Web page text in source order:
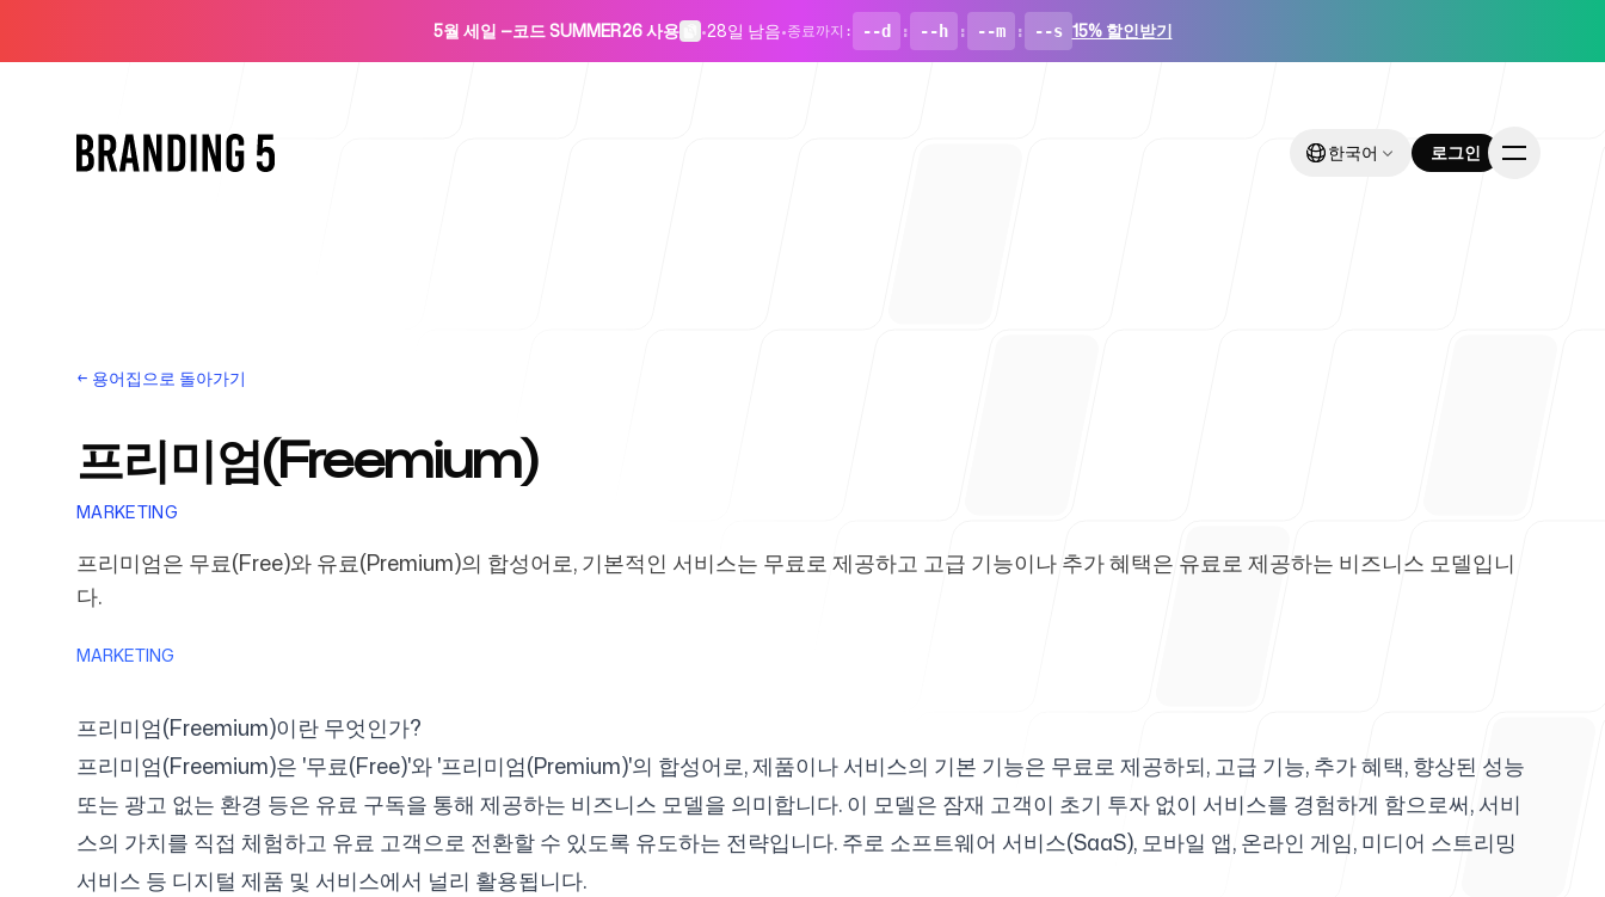
5월 세일 —코드 SUMMER26 사용 •28일 남음•종료까지 : --d : --h : --m : --s 15% 할인받기
한국어 로그인
한국어 로그인
에이전시용
가격
무료 도구 자주 묻는 질문
← 용어집으로 돌아가기
프리미엄(Freemium)
MARKETING
프리미엄은 무료(Free)와 유료(Premium)의 합성어로, 기본적인 서비스는 무료로 제공하고 고급 기능이나 추가 혜택은 유료로 제공하는 비즈니스 모델입니
다.
MARKETING
프리미엄(Freemium)이란 무엇인가?
프리미엄(Freemium)은 '무료(Free)'와 '프리미엄(Premium)'의 합성어로, 제품이나 서비스의 기본 기능은 무료로 제공하되, 고급 기능, 추가 혜택, 향상된 성능
또는 광고 없는 환경 등은 유료 구독을 통해 제공하는 비즈니스 모델을 의미합니다. 이 모델은 잠재 고객이 초기 투자 없이 서비스를 경험하게 함으로써, 서비
스의 가치를 직접 체험하고 유료 고객으로 전환할 수 있도록 유도하는 전략입니다. 주로 소프트웨어 서비스(SaaS), 모바일 앱, 온라인 게임, 미디어 스트리밍
서비스 등 디지털 제품 및 서비스에서 널리 활용됩니다.